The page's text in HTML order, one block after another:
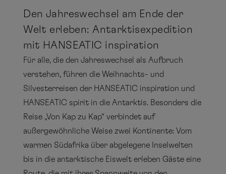
Den Jahreswechsel am Ende der
Welt erleben: Antarktisexpedition
mit HANSEATIC inspiration
Für alle, die den Jahreswechsel als Aufbruch
verstehen, führen die Weihnachts- und
Silvesterreisen der HANSEATIC inspiration und
HANSEATIC spirit in die Antarktis. Besonders die
Reise „Von Kap zu Kap“ verbindet auf
außergewöhnliche Weise zwei Kontinente: Vom
warmen Südafrika über abgelegene Inselwelten
bis in die antarktische Eiswelt erleben Gäste eine